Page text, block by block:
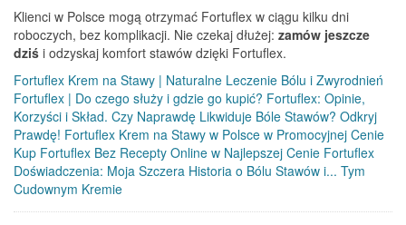
Klienci w Polsce mogą otrzymać Fortuflex w ciągu kilku dni
roboczych, bez komplikacji. Nie czekaj dłużej: zamów jeszcze
dziś i odzyskaj komfort stawów dzięki Fortuflex.
Fortuflex Krem na Stawy | Naturalne Leczenie Bólu i Zwyrodnień
Fortuflex | Do czego służy i gdzie go kupić? Fortuflex: Opinie,
Korzyści i Skład. Czy Naprawdę Likwiduje Bóle Stawów? Odkryj
Prawdę! Fortuflex Krem na Stawy w Polsce w Promocyjnej Cenie
Kup Fortuflex Bez Recepty Online w Najlepszej Cenie Fortuflex
Doświadczenia: Moja Szczera Historia o Bólu Stawów i... Tym
Cudownym Kremie